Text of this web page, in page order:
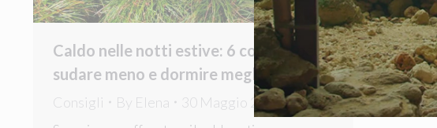
Caldo nelle notti estive: 6 consigli per
sudare meno e dormire meglio
Consigli By Elena 30 Maggio 2024